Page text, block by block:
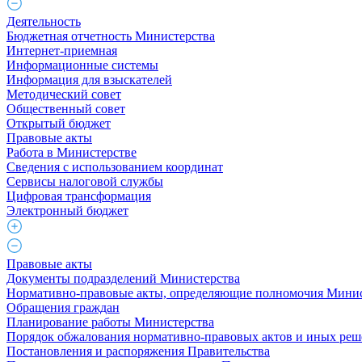
Деятельность
Бюджетная отчетность Министерства
Интернет-приемная
Информационные системы
Информация для взыскателей
Методический совет
Общественный совет
Открытый бюджет
Правовые акты
Работа в Министерстве
Cведения с использованием координат
Сервисы налоговой службы
Цифровая трансформация
Электронный бюджет
Правовые акты
Документы подразделений Министерства
Нормативно-правовые акты, определяющие полномочия
Обращения граждан
Планирование работы Министерства
Порядок обжалования нормативно-правовых актов и иных
Постановления и распоряжения Правительства